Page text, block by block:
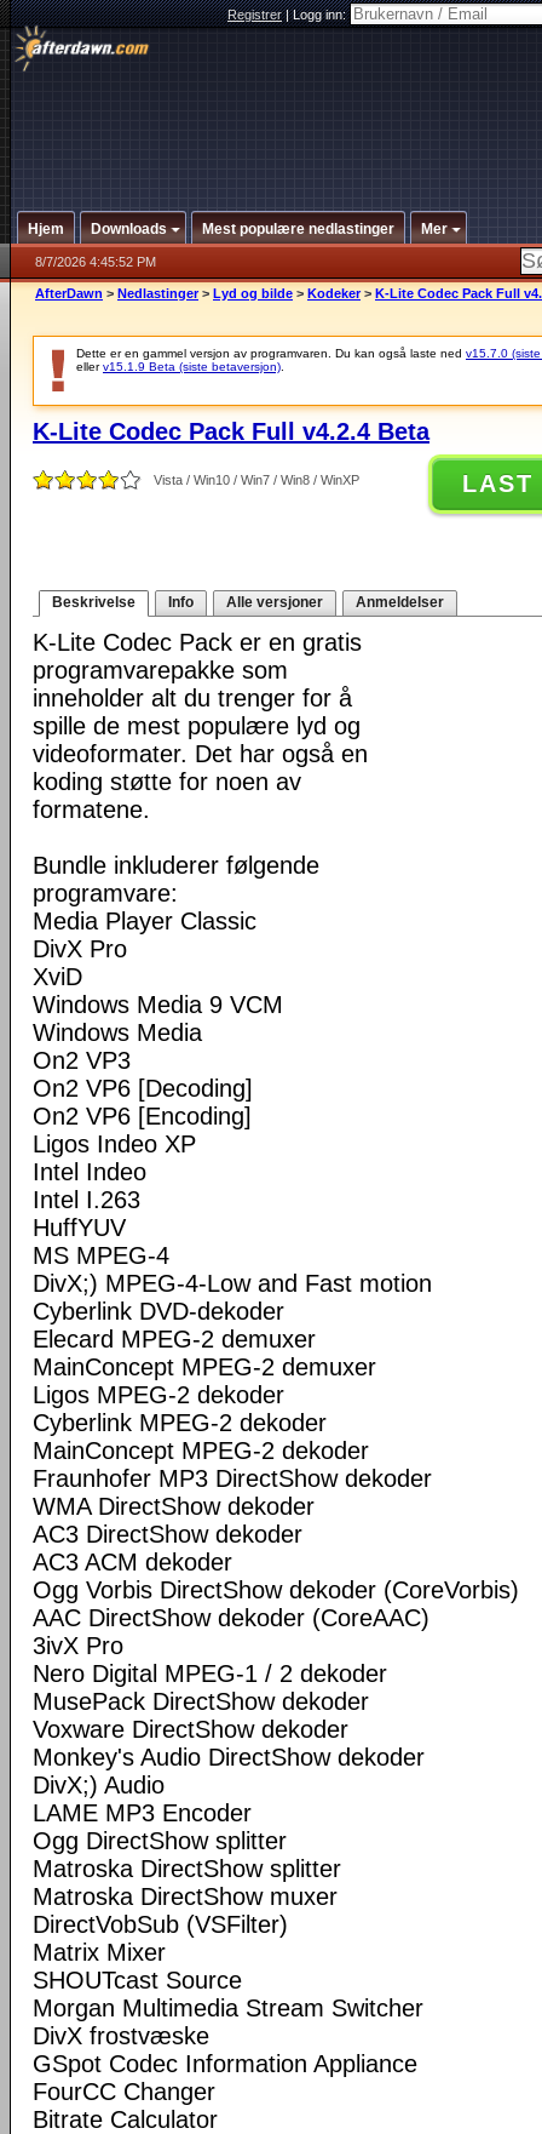
Registrer|Logg inn:
Hjem Downloads Mest populære nedlastinger Mer
8/7/2026 4:45:52 PM
AfterDawn > Nedlastinger > Lyd og bilde > Kodeker > K-Lite Codec Pack Full
Dette er en gammel versjon av programvaren. Du kan også laste ned v15.7.0
ellerv15.1.9 Beta (siste betaversjon)
K-Lite Codec Pack Full v4.2.4 Beta
Vista / Win10 / Win7 / Win8 / WinXP LAST
Beskrivelse Info Alle versjoner Anmeldelser
K-Lite Codec Pack er en gratis
programvarepakke som
inneholder alt du trenger for å
spille de mest populære lyd og
videoformater. Det har også en
koding støtte for noen av
formatene.
Bundle inkluderer følgende
programvare:
Media Player Classic
DivX Pro
XviD
Windows Media 9 VCM
Windows Media
On2 VP3
On2 VP6 [Decoding]
On2 VP6 [Encoding]
Ligos Indeo XP
Intel Indeo
Intel I.263
HuffYUV
MS MPEG-4
DivX;) MPEG-4-Low and Fast motion
Cyberlink DVD-dekoder
Elecard MPEG-2 demuxer
MainConcept MPEG-2 demuxer
Ligos MPEG-2 dekoder
Cyberlink MPEG-2 dekoder
MainConcept MPEG-2 dekoder
Fraunhofer MP3 DirectShow dekoder
WMA DirectShow dekoder
AC3 DirectShow dekoder
AC3 ACM dekoder
Ogg Vorbis DirectShow dekoder (CoreVorbis)
AAC DirectShow dekoder (CoreAAC)
3ivX Pro
Nero Digital MPEG-1 / 2 dekoder
MusePack DirectShow dekoder
Voxware DirectShow dekoder
Monkey's Audio DirectShow dekoder
DivX;) Audio
LAME MP3 Encoder
Ogg DirectShow splitter
Matroska DirectShow splitter
Matroska DirectShow muxer
DirectVobSub (VSFilter)
Matrix Mixer
SHOUTcast Source
Morgan Multimedia Stream Switcher
DivX frostvæske
GSpot Codec Information Appliance
FourCC Changer
Bitrate Calculator